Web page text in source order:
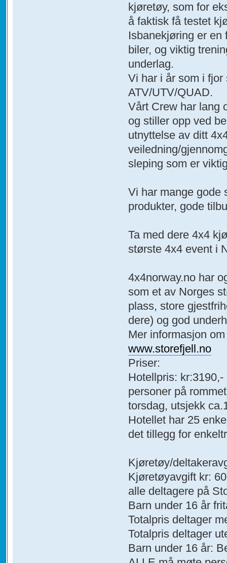
kjøretøy, som for
å faktisk få testet
Isbanekjøring er en
biler, og viktig
underlag.
Vi har i år som i
ATV/UTV/QUAD.
Vårt Crew har lang
og stiller opp ved
utnyttelse av ditt
veiledning/
sleping som er
Vi har mange gode
produkter, gode
Ta med dere 4x4
største 4x4 event i
4x4norway.no har
som et av Norges
plass, store
dere) og god
Mer informasjon
www.storefjell.no
Priser:
Hotellpris:
personer på
torsdag, utsjekk
Hotellet har 25
det tillegg for
Kjøretøy/
Kjøretøyavgift kr:
alle deltagere på
Barn under 16 år
Totalpris deltager
Totalpris deltager
Barn under 16 år: